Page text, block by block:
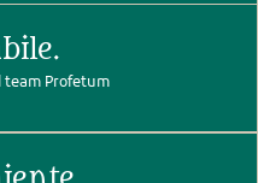
team Profetum